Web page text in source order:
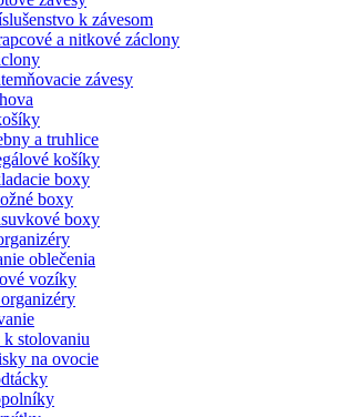
k závesom
a nitkové záclony
závesy
a truhlice
košíky
boxy
boxy
boxy
oblečenia
vozíky
stolovaniu
na ovocie